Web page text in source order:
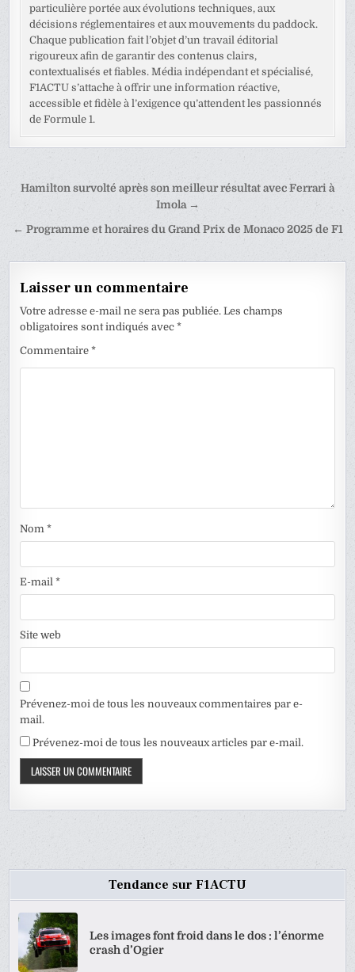
particulière portée aux évolutions techniques, aux
décisions réglementaires et aux mouvements du paddock.
Chaque publication fait l’objet d’un travail éditorial
rigoureux afin de garantir des contenus clairs,
contextualisés et fiables. Média indépendant et spécialisé,
F1ACTU s’attache à offrir une information réactive,
accessible et fidèle à l’exigence qu’attendent les passionnés
de Formule 1.
Navigation
l’article
Hamilton survolté après son meilleur résultat avec Ferrari à
Imola →
← Programme et horaires du Grand Prix de Monaco 2025 de F1
Laisser un commentaire
Votre adresse e-mail ne sera pas publiée. Les champs
obligatoires sont indiqués avec*
Commentaire*
Nom*
E-mail*
Site web
Prévenez-moi de tous les nouveaux commentaires par e-
mail.
Prévenez-moi de tous les nouveaux articles par e-mail.
Tendance sur F1ACTU
Les images font froid dans le dos : l’énorme
crash d’Ogier